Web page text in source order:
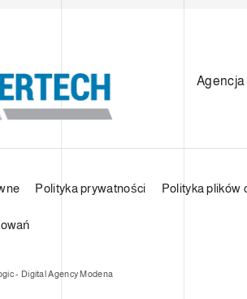
Agencja
Polityka prywatności Polityka plików
- Digital Agency Modena